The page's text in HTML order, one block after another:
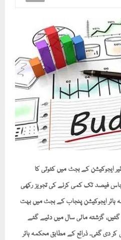
42)پنجاب ہائیر ایجوکیشن کے بجٹ میں کٹوتی کا
فیصد تک کمی کرنے کی تجویز رکھی
ایجوکیشن پنجاب کے بجٹ میں بہت
گزشتہ مالی سال میں دئیے گئے
کمی کر دی گئی۔ ذرائع کے مطابق محکمہ ہائر